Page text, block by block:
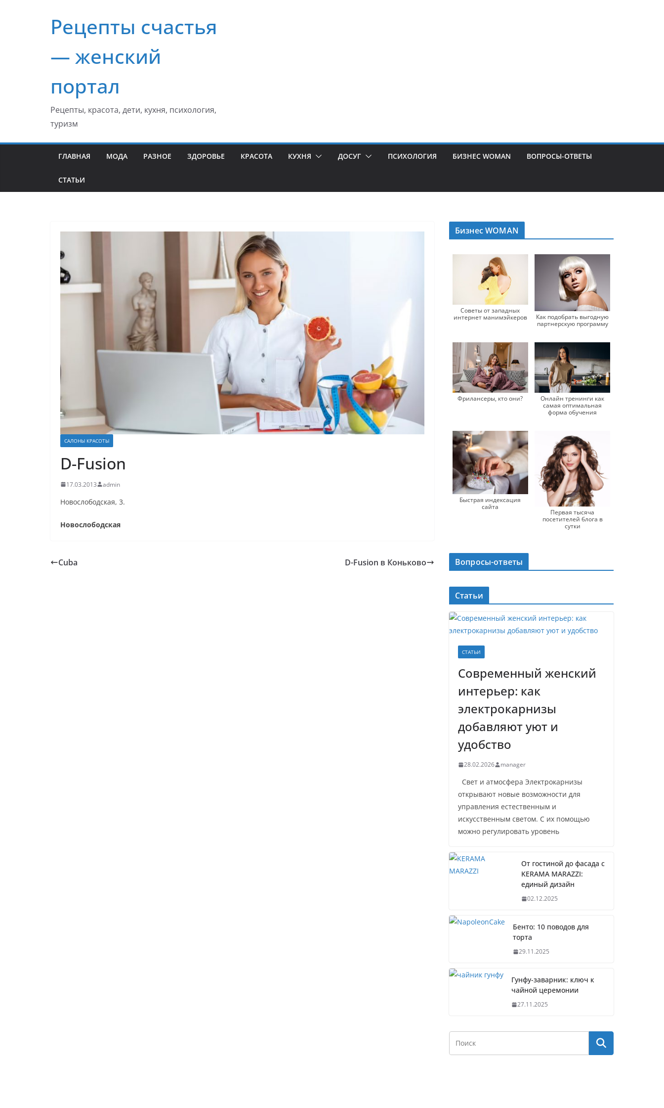
содержимомуРецепты счастья
— женский
портал
Рецепты, красота, дети, кухня, психология,
туризм
ГЛАВНАЯ МОДА РАЗНОЕ ЗДОРОВЬЕ КРАСОТА КУХНЯ ДОСУГ ПСИХОЛОГИЯ БИЗНЕС WOMAN ВОПРОСЫ-ОТВЕТЫ
СТАТЬИ
САЛОНЫ КРАСОТЫ
D-Fusion
17.03.2013 admin
Новослободская, 3.
Новослободская
Cuba D-Fusion в Коньково
Бизнес WOMAN
Советы от западных
интернет манимэйкеров
Как подобрать выгодную
партнерскую программу
Фрилансеры, кто они?
Онлайн тренинги как
самая оптимальная
форма обучения
Быстрая индексация
сайта
Первая тысяча
посетителей блога в
сутки
Вопросы-ответы
Статьи
СТАТЬИ
Современный женский
интерьер: как
электрокарнизы
добавляют уют и
удобство
28.02.2026 manager
Свет и атмосфера Электрокарнизы
открывают новые возможности для
управления естественным и
искусственным светом. С их помощью
можно регулировать уровень
От гостиной до фасада с
KERAMA MARAZZI:
единый дизайн
02.12.2025
Бенто: 10 поводов для
торта
29.11.2025
Гунфу-заварник: ключ к
чайной церемонии
27.11.2025